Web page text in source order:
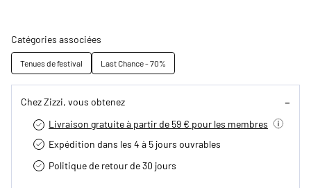
Catégories associées
Tenues de festival Last Chance - 70%
Chez Zizzi, vous obtenez
Livraison gratuite à partir de 59 € pour les membres
Expédition dans les 4 à 5 jours ouvrables
Politique de retour de 30 jours